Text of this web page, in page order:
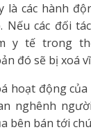
là các hành
Nếu các đối
y tế trong
đó sẽ bị xoá
hoạt động
nghênh
bên bán tới